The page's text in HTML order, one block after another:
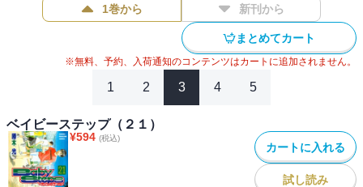
1巻から 新刊から
まとめてカート
※無料、予約、入荷通知のコンテンツはカートに追加されません。
1 2 3 4 5
ベイビーステップ（２１）
¥594 (税込)
カートに入れる
試し読み